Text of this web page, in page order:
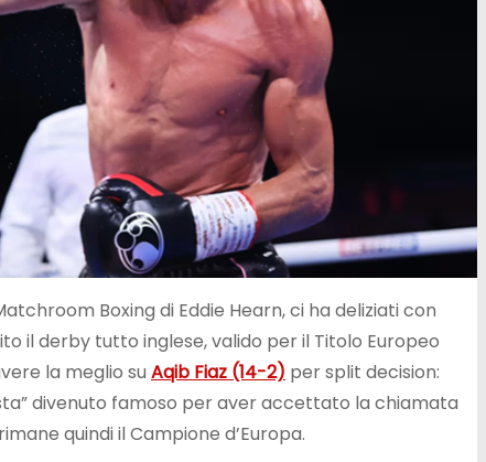
Boxing di Eddie Hearn, ci ha deliziati con
il derby tutto inglese, valido per il Titolo Europeo
la meglio su Aqib Fiaz (14-2) per split decision:
divenuto famoso per aver accettato la chiamata
quindi il Campione d’Europa.